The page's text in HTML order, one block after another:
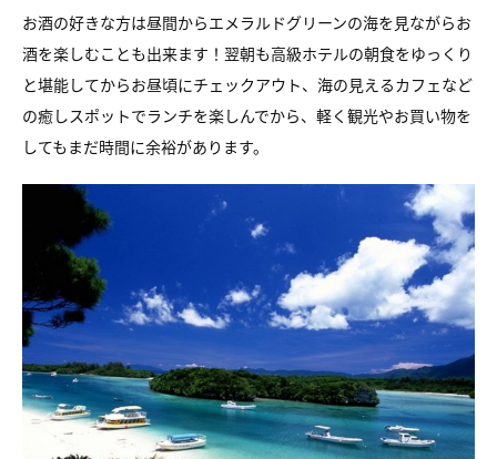
お酒の好きな方は昼間からエメラルドグリーンの海を見ながらお
酒を楽しむことも出来ます！翌朝も高級ホテルの朝食をゆっくり
と堪能してからお昼頃にチェックアウト、海の見えるカフェなど
の癒しスポットでランチを楽しんでから、軽く観光やお買い物を
してもまだ時間に余裕があります。